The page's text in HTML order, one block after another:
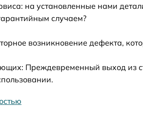
камеры Honor 9x pro
данных Honor 9x pro
на установленные нами
случаем?
возникновение дефекта,
Преждевременный выход из